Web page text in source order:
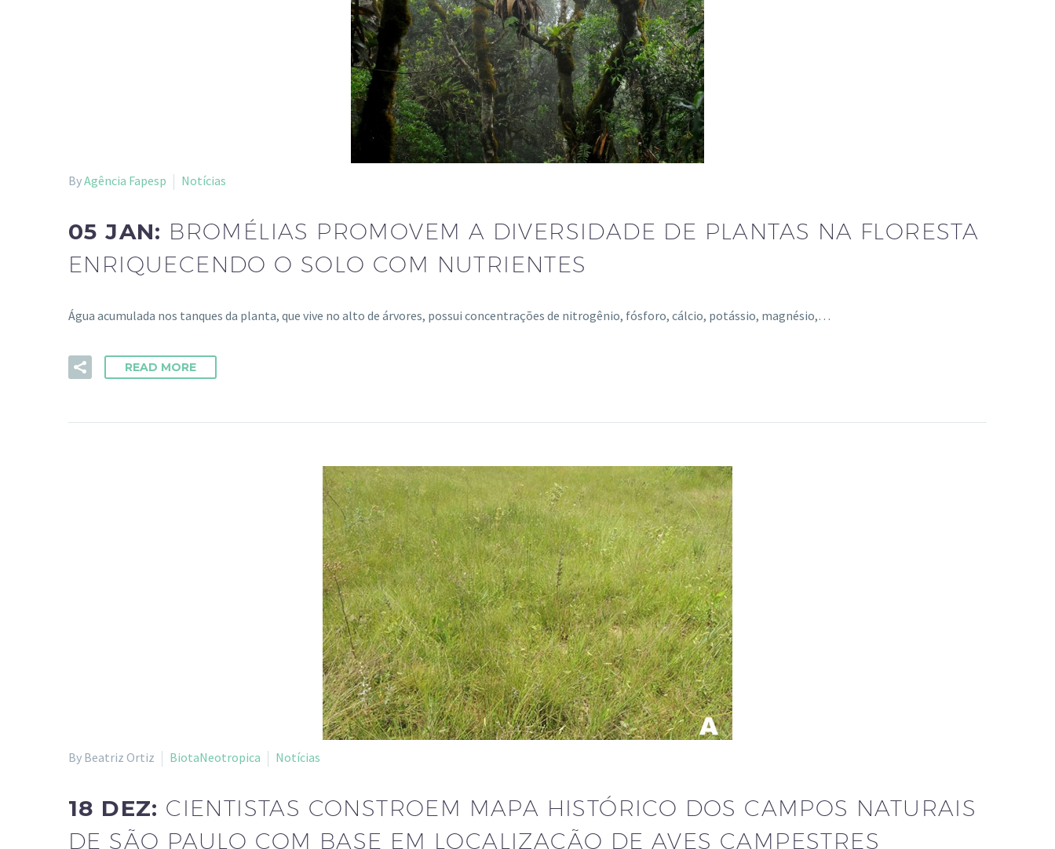
ByAgência Fapesp Notícias
05 JAN: BROMÉLIAS PROMOVEM A DIVERSIDADE DE PLANTAS NA FLORESTA
ENRIQUECENDO O SOLO COM NUTRIENTES
Água acumulada nos tanques da planta, que vive no alto de árvores, possui concentrações de nitrogênio, fósforo, cálcio, potássio, magnésio,…
READ MORE
By Beatriz Ortiz BiotaNeotropica Notícias
18 DEZ: CIENTISTAS CONSTROEM MAPA HISTÓRICO DOS CAMPOS NATURAIS
DE SÃO PAULO COM BASE EM LOCALIZAÇÃO DE AVES CAMPESTRES